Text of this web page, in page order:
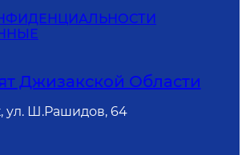
Джизакской Области
ул. Ш.Рашидов, 64